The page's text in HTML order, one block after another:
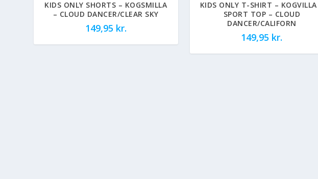
KIDS ONLY SHORTS – KOGSMILLA
– CLOUD DANCER/CLEAR SKY
149,95 kr.
KIDS ONLY T-SHIRT – KOGVILLA
SPORT TOP – CLOUD
DANCER/CALIFORN
149,95 kr.